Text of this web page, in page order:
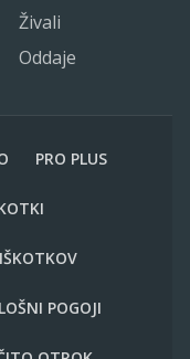
Živali
Oddaje
PRO PLUS
POGOJI